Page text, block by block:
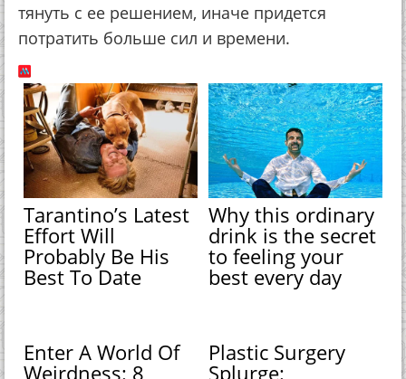
тянуть с ее решением, иначе придется
потратить больше сил и времени.
Tarantino’s Latest
Effort Will
Probably Be His
Best To Date
Why this ordinary
drink is the secret
to feeling your
best every day
Enter A World Of
Weirdness: 8
Plastic Surgery
Splurge: